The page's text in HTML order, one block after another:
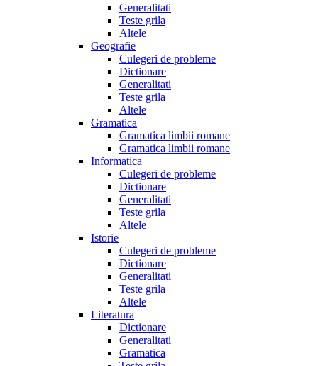
Generalitati
Teste grila
Altele
Geografie
Culegeri de probleme
Dictionare
Generalitati
Teste grila
Altele
Gramatica
Gramatica limbii romane
Gramatica limbii romane
Informatica
Culegeri de probleme
Dictionare
Generalitati
Teste grila
Altele
Istorie
Culegeri de probleme
Dictionare
Generalitati
Teste grila
Altele
Literatura
Dictionare
Generalitati
Gramatica